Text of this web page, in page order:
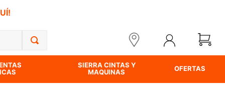
SIERRA CINTAS Y
MAQUINAS
OFERTAS